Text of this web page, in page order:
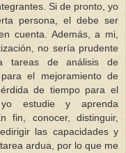
Si de pronto, yo
persona, el debe ser
cuenta. Además, a mi,
no sería prudente
tareas de análisis de
el mejoramiento de
de tiempo para el
estudie y aprenda
fin, conocer, distinguir,
las capacidades y
ardua, por lo que me